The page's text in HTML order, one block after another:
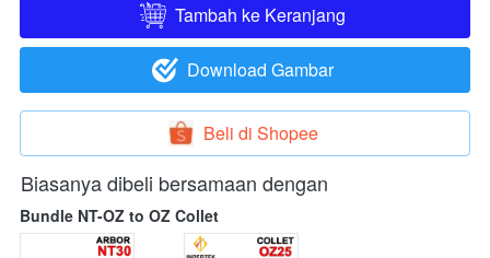
` Tambah ke Keranjang
` Download Gambar
` Beli di Shopee
Biasanya dibeli bersamaan dengan
Bundle NT-OZ to OZ Collet